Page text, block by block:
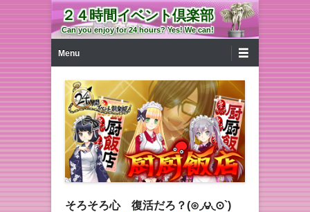
２４時間イベント倶楽部
Can you enjoy for 24 hours? Yes! We can!
Menu
そろそろ心 復活だろ？(⊙◞౪◟⊙`)